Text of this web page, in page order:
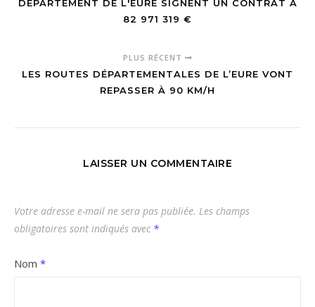
DÉPARTEMENT DE L'EURE SIGNENT UN CONTRAT À
82 971 319 €
PLUS RÉCENT
LES ROUTES DÉPARTEMENTALES DE L’EURE VONT
REPASSER À 90 KM/H
LAISSER UN COMMENTAIRE
Votre adresse e-mail ne sera pas publiée. Les champs
obligatoires sont indiqués avec *
Nom *